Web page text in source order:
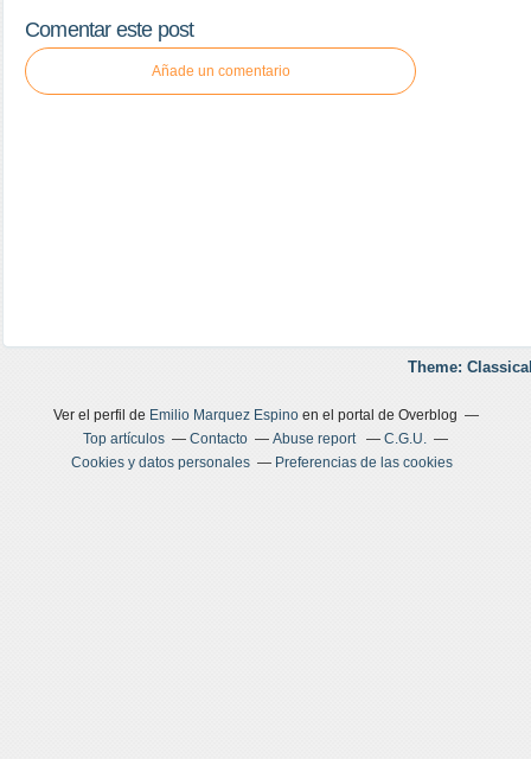
Comentar este post
Añade un comentario
Theme:
Ver el perfil de Emilio Marquez Espinoen el portal de Overblog
Top artículos
Contacto Abuse report
C.G.U.
Cookies y datos personales
Preferencias de las cookies